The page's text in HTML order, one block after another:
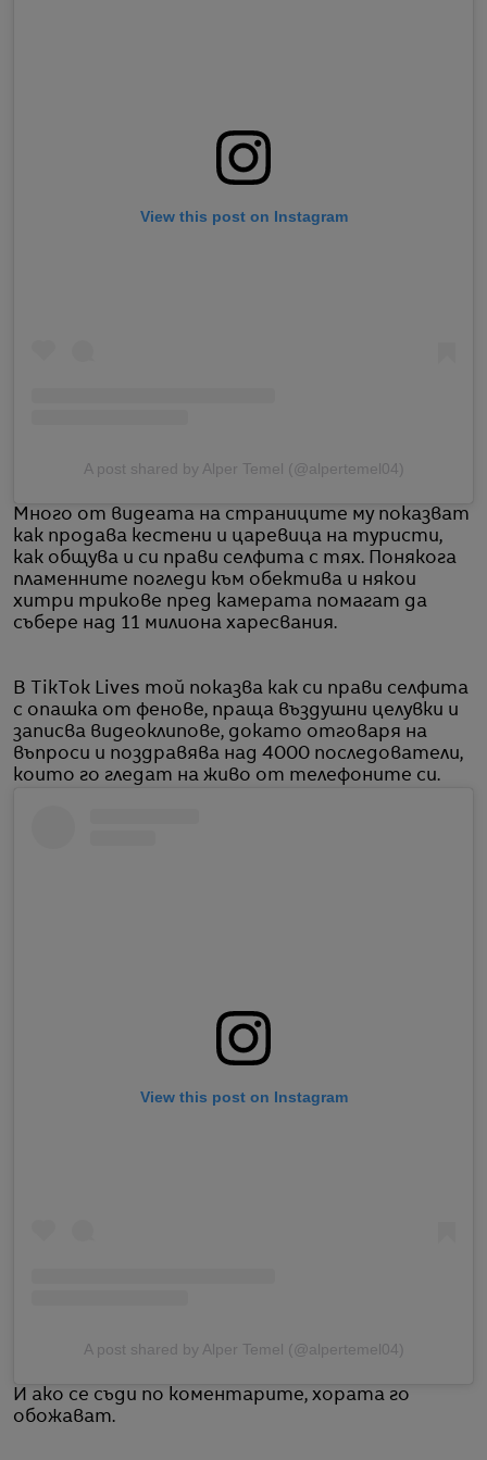
View this post on Instagram
A post shared by Alper Temel (@alpertemel04)
Много от видеата на страниците му показват
как продава кестени и царевица на туристи,
как общува и си прави селфита с тях. Понякога
пламенните погледи към обектива и някои
хитри трикове пред камерата помагат да
събере над 11 милиона харесвания.
В TikTok Lives той показва как си прави селфита
с опашка от фенове, праща въздушни целувки и
записва видеоклипове, докато отговаря на
въпроси и поздравява над 4000 последователи,
които го гледат на живо от телефоните си.
View this post on Instagram
A post shared by Alper Temel (@alpertemel04)
И ако се съди по коментарите, хората го
обожават.